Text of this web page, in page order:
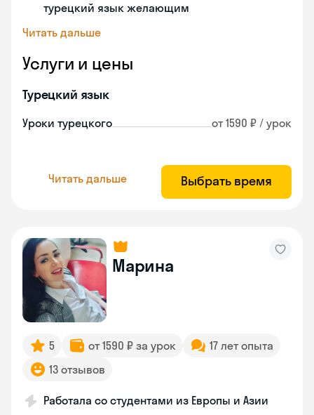
турецкий язык желающим
Читать дальше
Услуги и цены
Турецкий язык
Уроки турецкого от 1590 ₽ / урок
Читать дальше Выбрать время
Марина
5 от 1590 ₽ за урок
17 лет опыта
13 отзывов
Работала со студентами из Европы и Азии